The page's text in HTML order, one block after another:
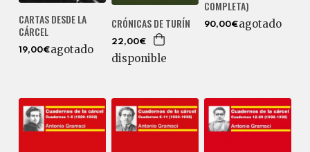
CARTAS DESDE LA
CÁRCEL
19,00€agotado
CRÓNICAS DE TURÍN
22,00€
disponible
COMPLETA)
90,00€agotado